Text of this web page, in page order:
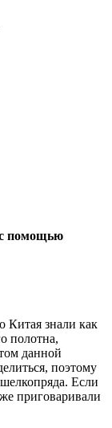
помощью
Китая знали как
полотна,
данной
поэтому
Если
приговаривали